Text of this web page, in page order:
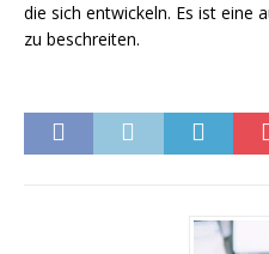
die sich entwickeln. Es ist eine
zu beschreiten.